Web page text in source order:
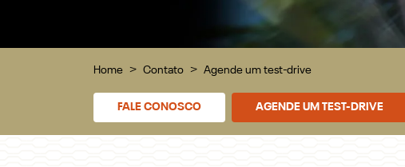
Home Contato Agende um test-drive
FALE CONOSCO AGENDE UM TEST-DRIVE